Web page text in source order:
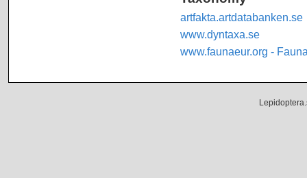
artfakta.artdatabanken.se
www.dyntaxa.se
www.faunaeur.org -